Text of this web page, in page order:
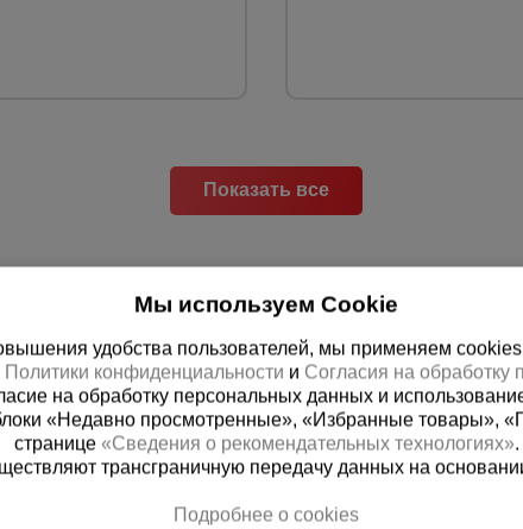
Показать все
Мы используем Cookie
удобства пользователей, мы применяем
Политики конфиденциальности и Согласия на обработку
на обработку персональных данных и
«Недавно просмотренные», «Избранные товары»,
странице «Сведения о рекомендательных технологиях».
трансграничную передачу данных на
Подробнее о cookies